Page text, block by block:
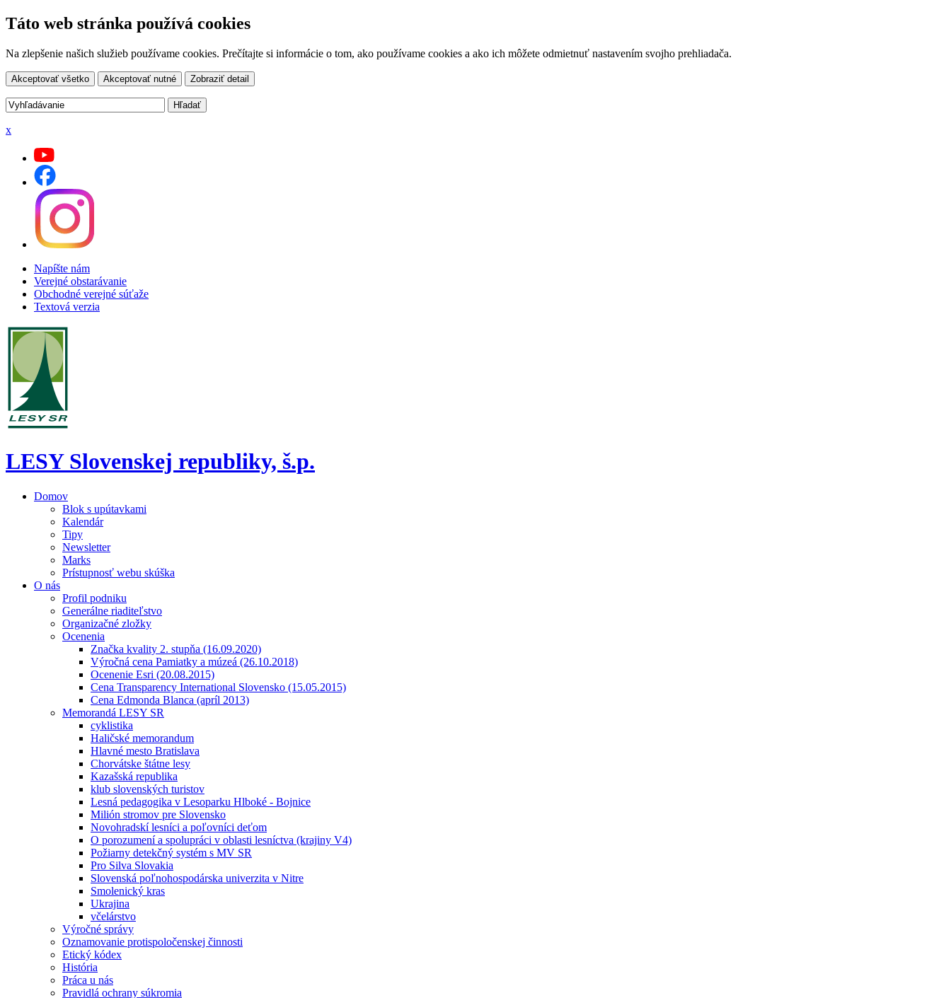
Táto web stránka používá cookies
Na zlepšenie našich služieb používame cookies. Prečítajte si informácie o tom, ako používame cookies a ako ich môžete odmietnuť nastavením svojho prehliadača.
Akceptovať všetko Akceptovať nutné Zobraziť detail
x
Napíšte nám
Verejné obstarávanie
Obchodné verejné súťaže
Textová verzia
LESY Slovenskej republiky, š.p.
Domov
Blok s upútavkami
Kalendár
Tipy
Newsletter
Marks
Prístupnosť webu skúška
O nás
Profil podniku
Generálne riaditeľstvo
Organizačné zložky
Ocenenia
Značka kvality 2. stupňa (16.09.2020)
Výročná cena Pamiatky a múzeá (26.10.2018)
Ocenenie Esri (20.08.2015)
Cena Transparency International Slovensko (15.05.2015)
Cena Edmonda Blanca (apríl 2013)
Memorandá LESY SR
cyklistika
Haličské memorandum
Hlavné mesto Bratislava
Chorvátske štátne lesy
Kazašská republika
klub slovenských turistov
Lesná pedagogika v Lesoparku Hlboké - Bojnice
Milión stromov pre Slovensko
Novohradskí lesníci a poľovníci deťom
O porozumení a spolupráci v oblasti lesníctva (krajiny V4)
Požiarny detekčný systém s MV SR
Pro Silva Slovakia
Slovenská poľnohospodárska univerzita v Nitre
Smolenický kras
Ukrajina
včelárstvo
Výročné správy
Oznamovanie protispoločenskej činnosti
Etický kódex
História
Práca u nás
Pravidlá ochrany súkromia